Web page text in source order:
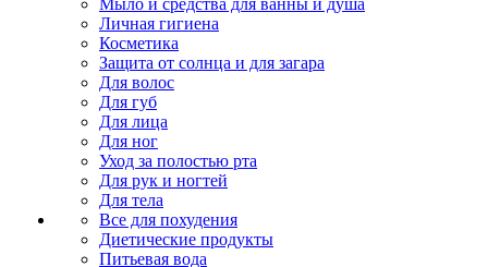
Мыло и средства для ванны и душа
Личная гигиена
Косметика
Защита от солнца и для загара
Для волос
Для губ
Для лица
Для ног
Уход за полостью рта
Для рук и ногтей
Для тела
Все для похудения
Диетические продукты
Питьевая вода